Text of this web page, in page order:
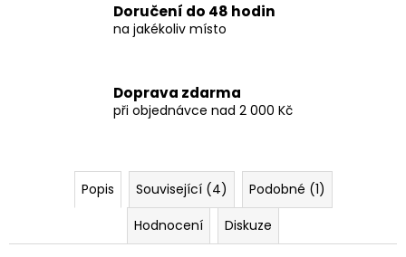
Doručení do 48 hodin
na jakékoliv místo
Doprava zdarma
při objednávce nad 2 000 Kč
Popis Související (4)
Podobné (1)
Hodnocení
Diskuze